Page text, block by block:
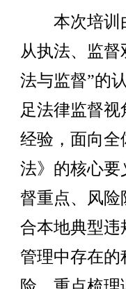
本次培训由
从执法、监
法与监督”的
足法律监督
经验，面向全
法》的核心要
督重点、风险
合本地典型违
管理中存在的